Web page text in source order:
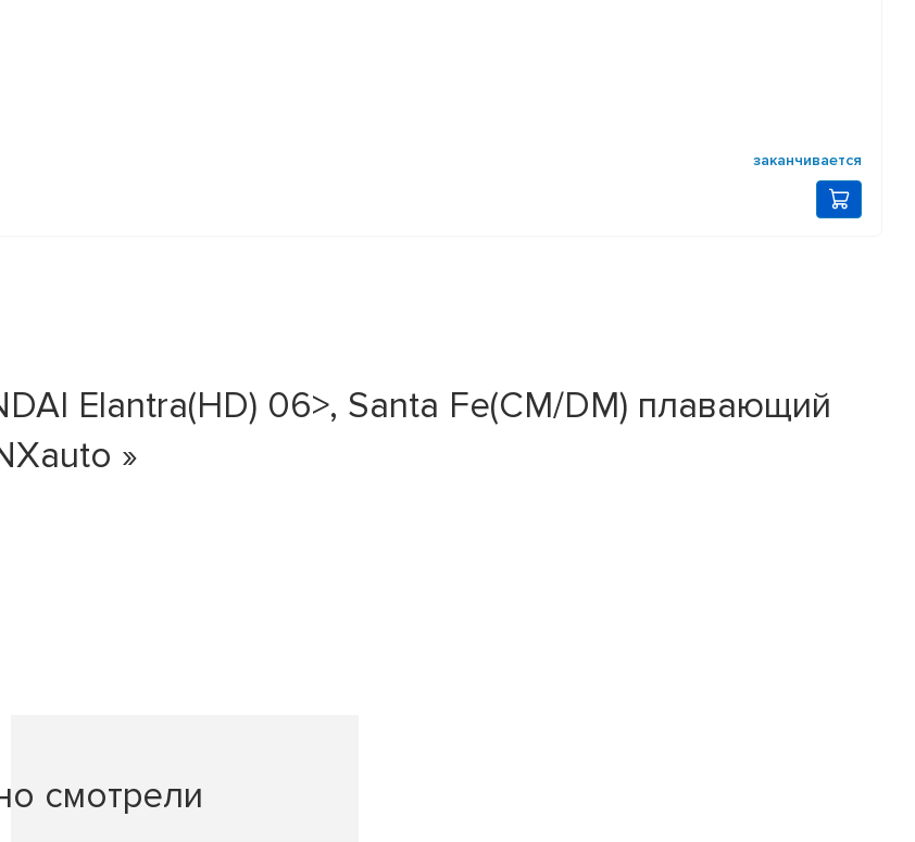
заканчивается
Elantra(HD) 06>, Santa Fe(CM/DM) плавающий
»
смотрели